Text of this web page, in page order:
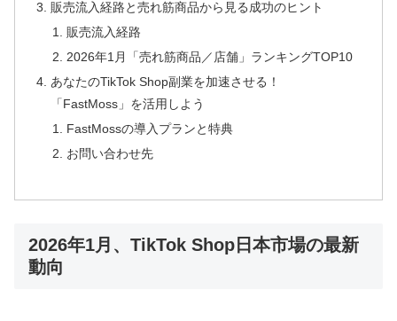
販売流入経路と売れ筋商品から見る成功のヒント
販売流入経路
2026年1月「売れ筋商品／店舗」ランキングTOP10
あなたのTikTok Shop副業を加速させる！
「FastMoss」を活用しよう
FastMossの導入プランと特典
お問い合わせ先
2026年1月、TikTok Shop日本市場の最新
動向